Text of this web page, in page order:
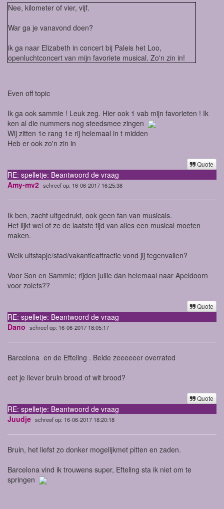
Nee, kilometer of vier, vijf.
War ga je vanavond doen?
ik ga naar Elizabeth in concert bij Paleis het Loo,
openluchtconcert van mijn favoriete musical. Zo'n zin in!
Even off topic
Ik ga ook sammie ! Leuk zeg. Hier ook 1 vab mijn favorieten ! Ik
ken al die nummers nog steedsmee zingen
Wij zitten 1e rang 1e rij helemaal in t midden
Heb er ook zo'n zin in
Quote
RE: spelletje: Beantwoord de vraag
Amy-mv2 schreef op: 16-06-2017 16:25:38
Ik ben, zacht uitgedrukt, ook geen fan van musicals.
Het lijkt wel of ze de laatste tijd van alles een musical moeten
maken.
Welk uitstapje/stad/vakantieattractie vond jij tegenvallen?
Voor Son en Sammie; rijden jullie dan helemaal naar Apeldoorn
voor zoiets??
Quote
RE: spelletje: Beantwoord de vraag
Dano schreef op: 16-06-2017 18:05:17
Barcelona en de Efteling . Beide zeeeeeer overrated
eet je liever bruin brood of wit brood?
Quote
RE: spelletje: Beantwoord de vraag
Juudje schreef op: 16-06-2017 18:20:18
Bruin, het liefst zo donker mogelijkmet pitten en zaden.
Barcelona vind ik trouwens super, Efteling sta ik niet om te
springen